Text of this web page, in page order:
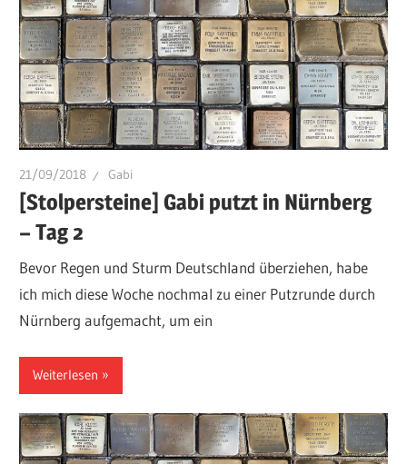
21/09/2018 Gabi
[Stolpersteine] Gabi putzt in Nürnberg
– Tag 2
Bevor Regen und Sturm Deutschland überziehen, habe
ich mich diese Woche nochmal zu einer Putzrunde durch
Nürnberg aufgemacht, um ein
Weiterlesen